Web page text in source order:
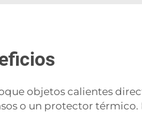
objetos calientes
o un protector